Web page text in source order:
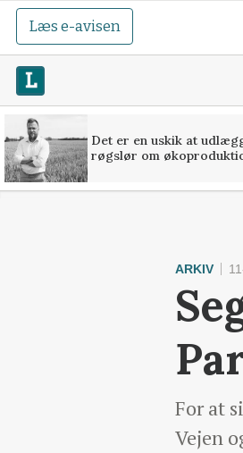
Læs e-avisen
Det er en uskik at
røgslør om
ARKIV
For at
Vejen